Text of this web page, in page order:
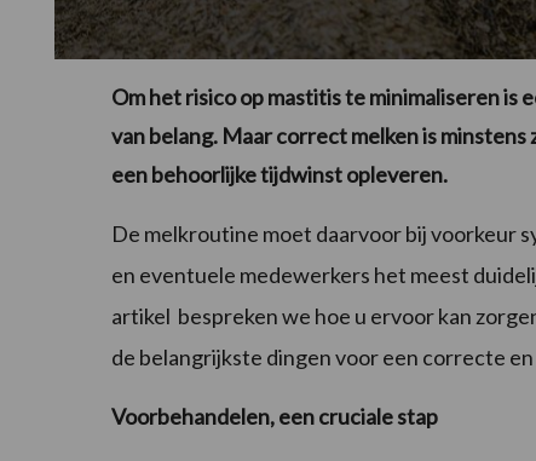
Om het risico op mastitis te minimaliseren is
van belang. Maar correct melken is
een behoorlijke tijdwinst opleveren.
De melkroutine moet daarvoor bij voorkeur
en eventuele medewerkers het meest
artikel bespreken we hoe u ervoor kan
de belangrijkste dingen voor een correcte
Voorbehandelen, een cruciale stap